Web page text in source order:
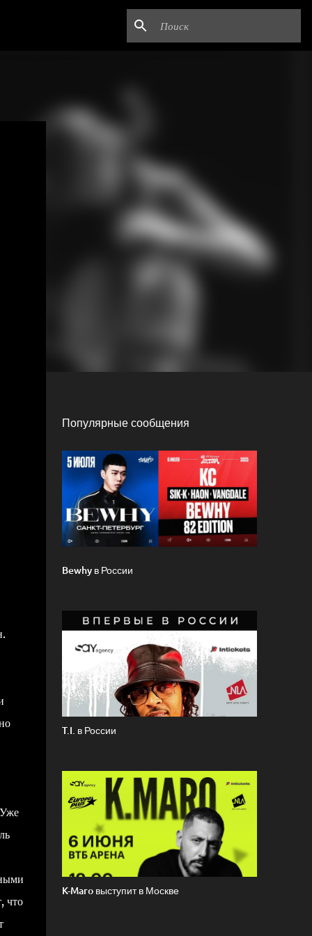
что
Популярные сообщения
Bewhy в России
T.I. в России
K-Maro выступит в Москве